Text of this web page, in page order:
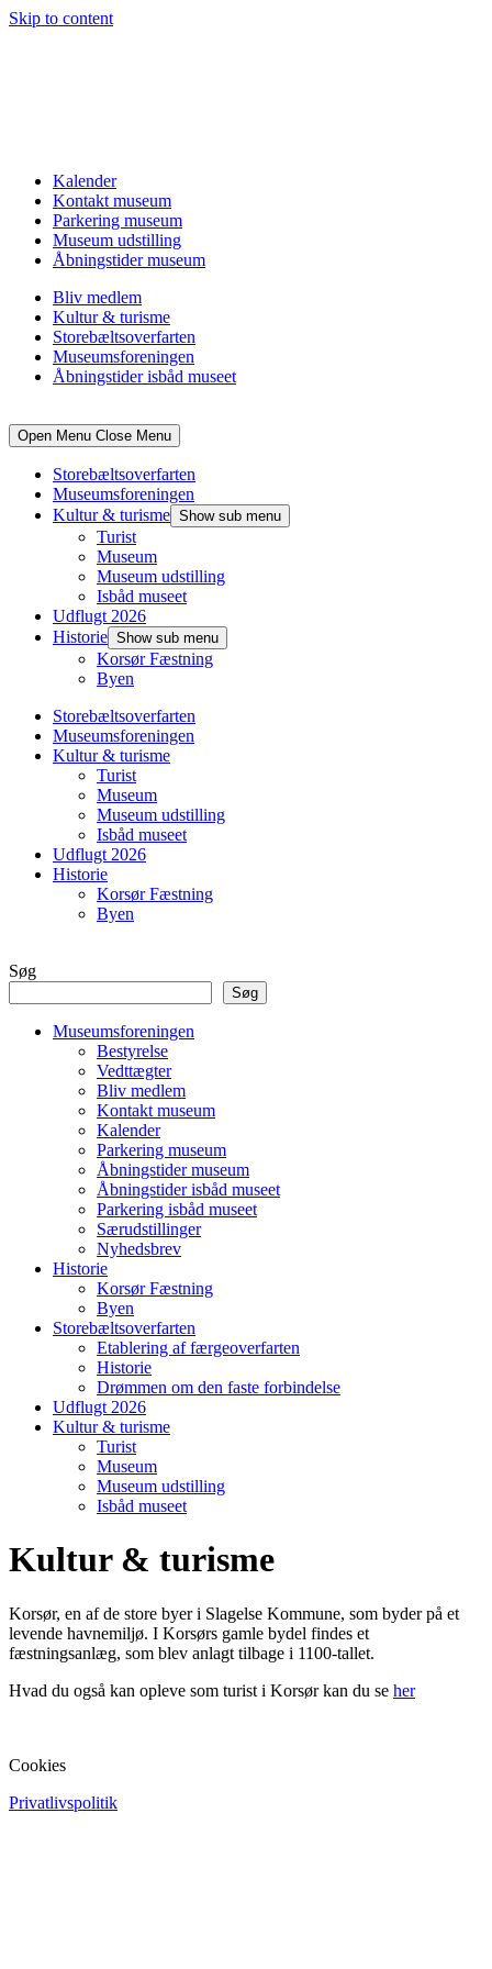
Skip to content
Kalender
Kontakt museum
Parkering museum
Museum udstilling
Åbningstider museum
Bliv medlem
Kultur & turisme
Storebæltsoverfarten
Museumsforeningen
Åbningstider isbåd museet
Open Menu Close Menu
Storebæltsoverfarten
Museumsforeningen
Kultur & turisme Show sub menu
Turist
Museum
Museum udstilling
Isbåd museet
Udflugt 2026
Historie Show sub menu
Korsør Fæstning
Byen
Storebæltsoverfarten
Museumsforeningen
Kultur & turisme
Turist
Museum
Museum udstilling
Isbåd museet
Udflugt 2026
Historie
Korsør Fæstning
Byen
Søg
Søg
Museumsforeningen
Bestyrelse
Vedttægter
Bliv medlem
Kontakt museum
Kalender
Parkering museum
Åbningstider museum
Åbningstider isbåd museet
Parkering isbåd museet
Særudstillinger
Nyhedsbrev
Historie
Korsør Fæstning
Byen
Storebæltsoverfarten
Etablering af færgeoverfarten
Historie
Drømmen om den faste forbindelse
Udflugt 2026
Kultur & turisme
Turist
Museum
Museum udstilling
Isbåd museet
Kultur & turisme
Korsør, en af de store byer i Slagelse Kommune, som byder på et
levende havnemiljø. I Korsørs gamle bydel findes et
fæstningsanlæg, som blev anlagt tilbage i 1100-tallet.
Hvad du også kan opleve som turist i Korsør kan du se her
Cookies
Privatlivspolitik